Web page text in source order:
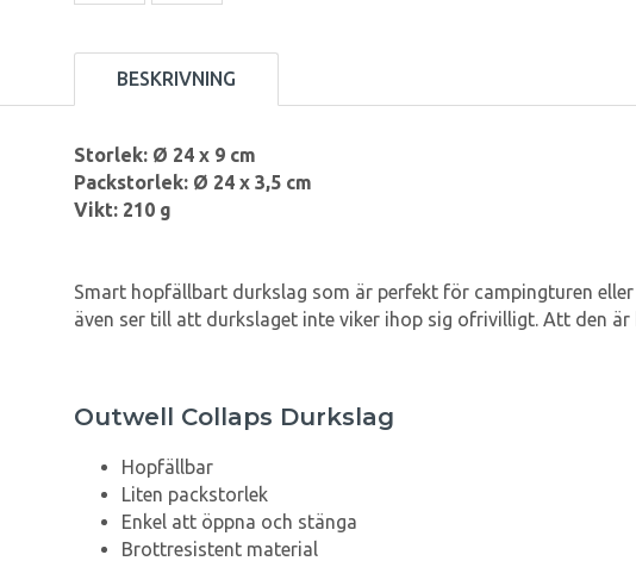
BESKRIVNING
Storlek: Ø 24 x 9 cm
Packstorlek: Ø 24 x 3,5 cm
Vikt: 210 g
Smart hopfällbart durkslag som är perfekt för campingturen
även ser till att durkslaget inte viker ihop sig ofrivilligt. Att den
Outwell Collaps Durkslag
Hopfällbar
Liten packstorlek
Enkel att öppna och stänga
Brottresistent material